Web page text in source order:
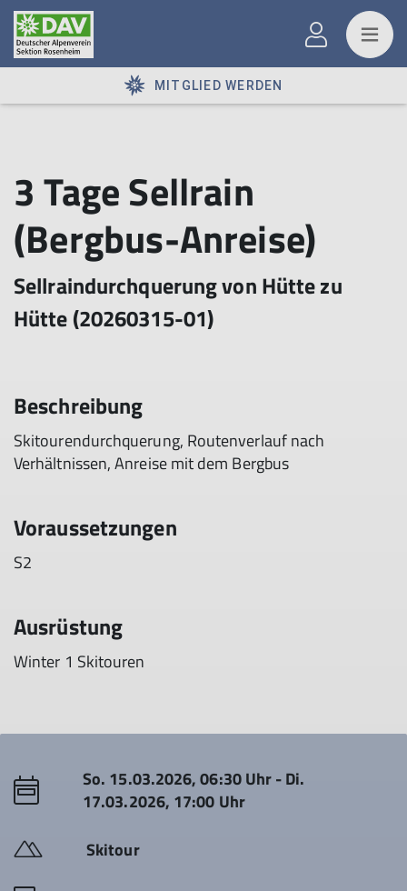
MITGLIED WERDEN
3 Tage Sellrain
(Bergbus-Anreise)
Sellraindurchquerung von Hütte zu
Hütte (20260315-01)
Beschreibung
Skitourendurchquerung, Routenverlauf nach
Verhältnissen, Anreise mit dem Bergbus
Voraussetzungen
S2
Ausrüstung
Winter 1 Skitouren
So. 15.03.2026, 06:30 Uhr - Di.
17.03.2026, 17:00 Uhr
Skitour